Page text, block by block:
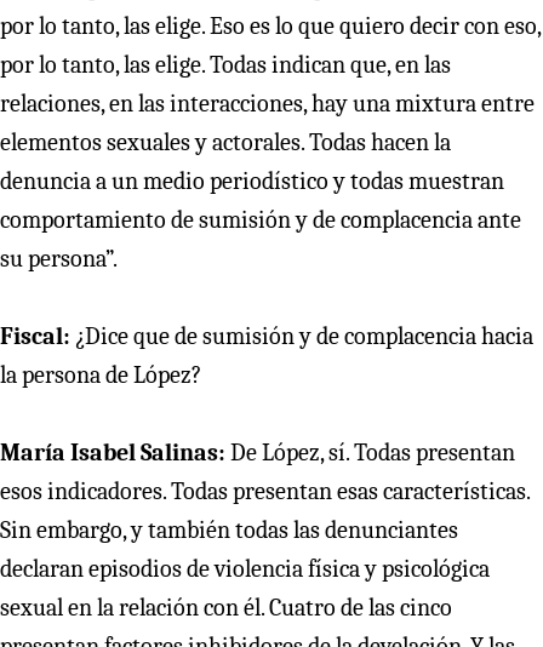
por lo tanto, las elige. Eso es lo que quiero decir con eso,
por lo tanto, las elige. Todas indican que, en las
relaciones, en las interacciones, hay una mixtura entre
elementos sexuales y actorales. Todas hacen la
denuncia a un medio periodístico y todas muestran
comportamiento de sumisión y de complacencia ante
su persona”.
Fiscal: ¿Dice que de sumisión y de complacencia hacia
la persona de López?
María Isabel Salinas: De López, sí. Todas presentan
esos indicadores. Todas presentan esas características.
Sin embargo, y también todas las denunciantes
declaran episodios de violencia física y psicológica
sexual en la relación con él. Cuatro de las cinco